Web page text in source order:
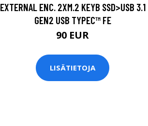
EXTERNAL ENC. 2XM.2 KEYB SSD>USB 3.1
GEN2 USB TYPEC™ FE
90 EUR
LISÄTIETOJA